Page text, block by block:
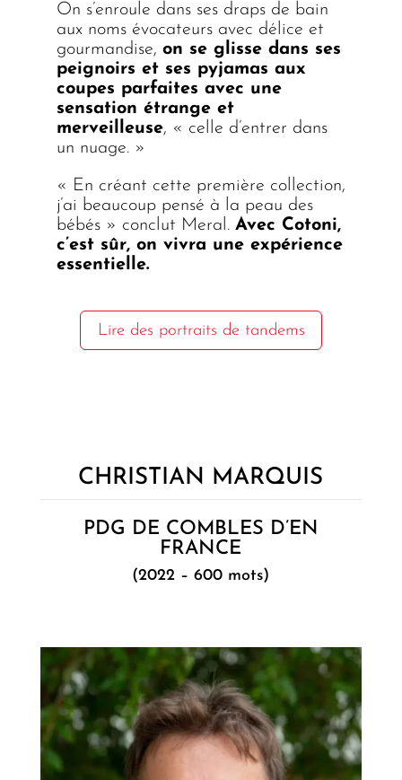
On s’enroule dans ses draps de bain
aux noms évocateurs avec délice et
gourmandise, on se glisse dans ses
peignoirs et ses pyjamas aux
coupes parfaites avec une
sensation étrange et
merveilleuse, « celle d’entrer dans
un nuage. »
« En créant cette première collection,
j’ai beaucoup pensé à la peau des
bébés » conclut Meral. Avec Cotoni,
c’est sûr, on vivra une expérience
essentielle.
Lire des portraits de tandems
CHRISTIAN MARQUIS
PDG DE COMBLES D’EN
FRANCE
(2022 – 600 mots)